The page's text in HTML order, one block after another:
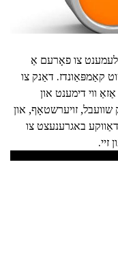
צו פאָרעם אַ
קאַמפּאַונדז. דאַנק צו
ווי דימענט און
זויערשטאָף, און
דאַווקע באגרענעצט צו
זיי.